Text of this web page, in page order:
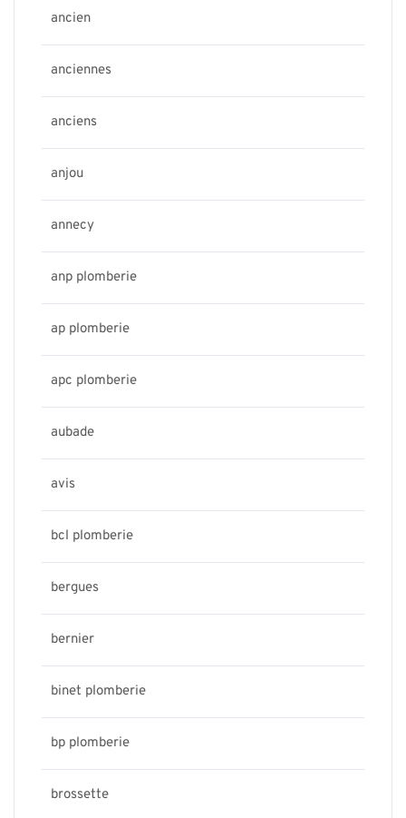
ancien
anciennes
anciens
anjou
annecy
anp plomberie
ap plomberie
apc plomberie
aubade
avis
bcl plomberie
bergues
bernier
binet plomberie
bp plomberie
brossette